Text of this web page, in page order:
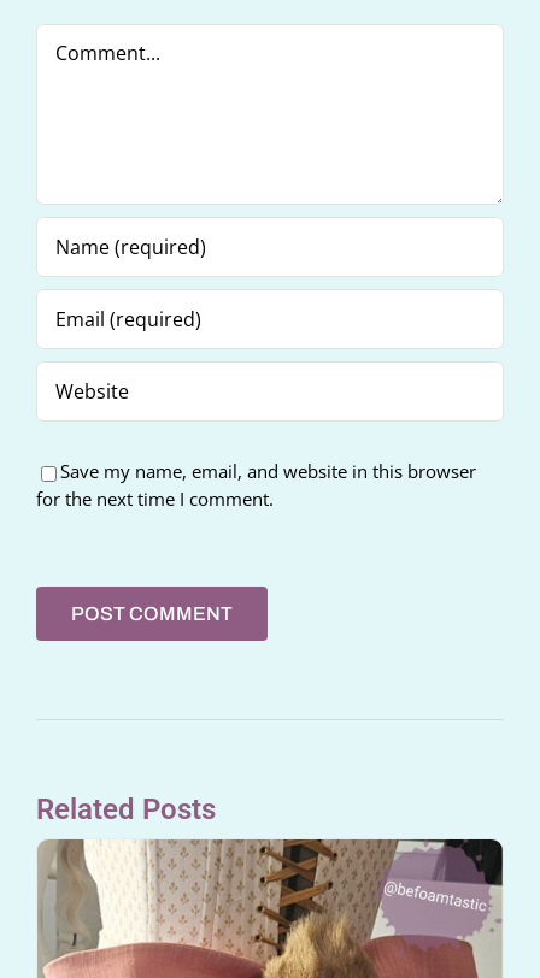
Save my name, email, and website in this browser
for the next time I comment.
Related Posts